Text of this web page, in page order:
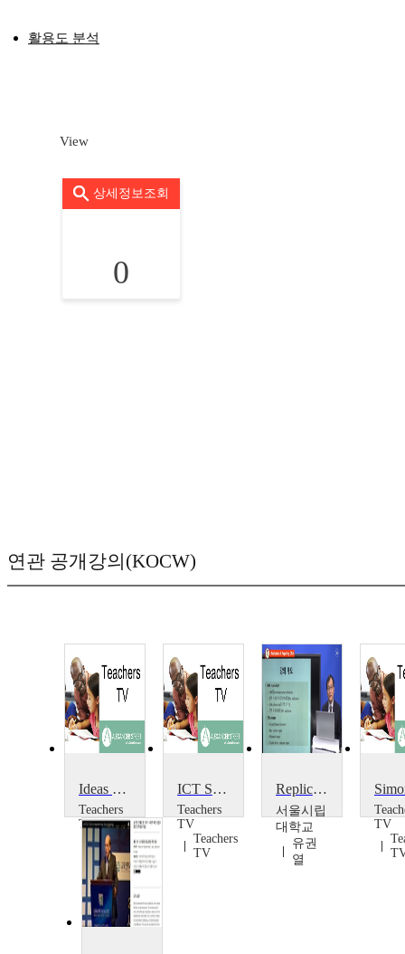
활용도 분석
View
상세정보조회
0
연관 공개강의(KOCW)
Ideas from the Box: Inclusion and Vocational Education
Teachers
TV
Teachers
TV
ICT Special: Secondary PSHE: Sex Education
Teachers
TV
Teachers
TV
Replicating and Repairing DNA
서울시립
대학교
유권
열
TV